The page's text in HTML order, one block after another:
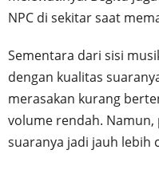
NPC di sekitar saat
Sementara dari sisi
dengan kualitas
merasakan kurang
volume rendah. Namun,
suaranya jadi jauh lebih